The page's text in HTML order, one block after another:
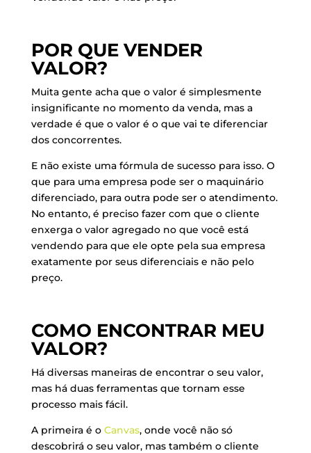
POR QUE VENDER
VALOR?
Muita gente acha que o valor é simplesmente
insignificante no momento da venda, mas a
verdade é que o valor é o que vai te diferenciar
dos concorrentes.
E não existe uma fórmula de sucesso para isso. O
que para uma empresa pode ser o maquinário
diferenciado, para outra pode ser o atendimento.
No entanto, é preciso fazer com que o cliente
enxerga o valor agregado no que você está
vendendo para que ele opte pela sua empresa
exatamente por seus diferenciais e não pelo
preço.
COMO ENCONTRAR MEU
VALOR?
Há diversas maneiras de encontrar o seu valor,
mas há duas ferramentas que tornam esse
processo mais fácil.
A primeira é o Canvas, onde você não só
descobrirá o seu valor, mas também o cliente